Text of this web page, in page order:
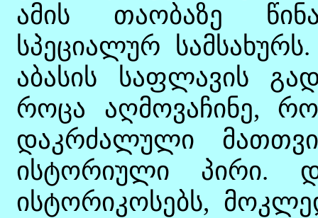
ამის თაობაზე
სპეციალურ
აბასის საფლავის
როცა აღმოვაჩინე,
დაკრძალული
ისტორიული პირი.
ისტორიკოსებს,